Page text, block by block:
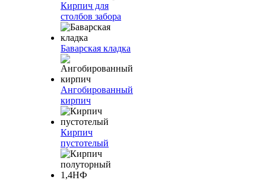
Кирпич для
столбов забора
Баварская кладка
Ангобированный
кирпич
Кирпич
пустотелый